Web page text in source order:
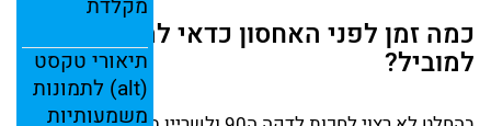
מקלדת
תיאורי טקסט
(
alt) לתמונות
משמעותיות
כמה זמן לפני האחסון כדאי להתקשר
למוביל?